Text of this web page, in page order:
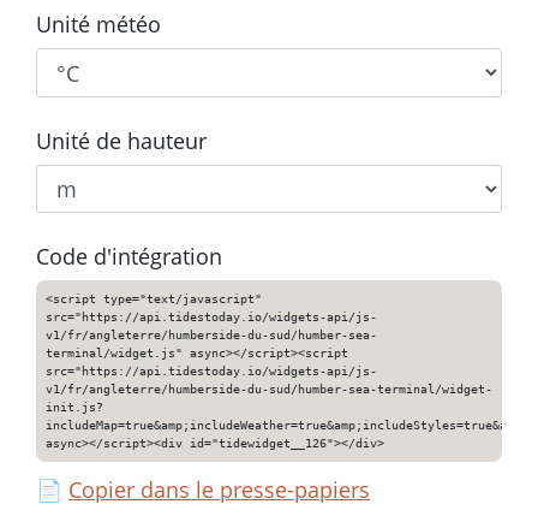
Unité météo
Unité de hauteur
Code d'intégration
<script type="text/javascript"
src="https://api.tidestoday.io/widgets-api/js-
v1/fr/angleterre/humberside-du-sud/humber-sea-
terminal/widget.js" async></script><script
src="https://api.tidestoday.io/widgets-api/js-
v1/fr/angleterre/humberside-du-sud/humber-sea-terminal/widget-
init.js?
async></script><div id="tidewidget__126"></div>
📄 Copier dans le presse-papiers